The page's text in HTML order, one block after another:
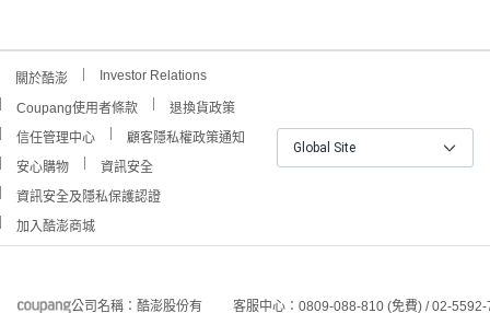
關於酷澎 Investor Relations
Coupang使用者條款
退換貨政策
信任管理中心
顧客隱私權政策通知
安心購物
資訊安全
資訊安全及隱私保護認證
加入酷澎商城
Global Site
公司名稱：酷澎股份有 客服中心：0809-088-810 (免費) / 02-